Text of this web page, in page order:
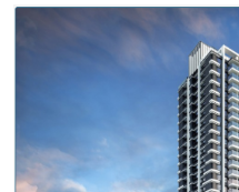
術、產業與研究資源。